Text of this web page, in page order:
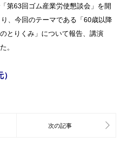
第63回ゴム産業労使懇談会」を開
、今回のテーマである「60歳以降
とりくみ」について報告、講演
。